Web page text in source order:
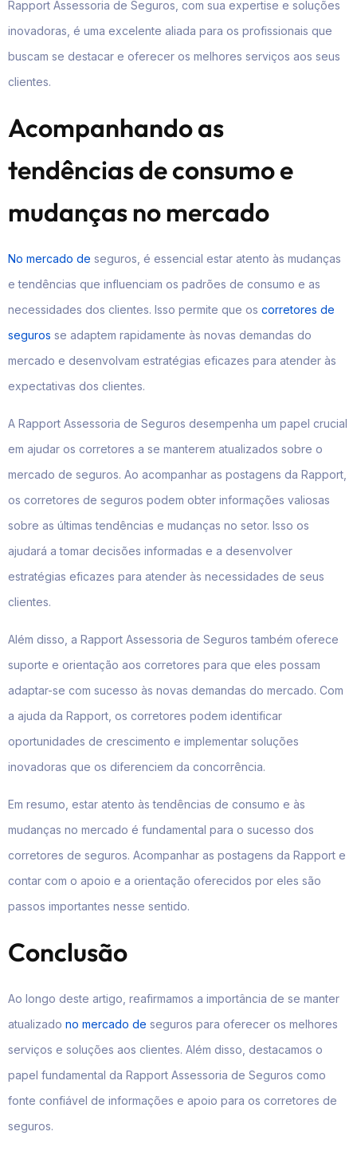
Rapport Assessoria de Seguros, com sua expertise e soluções
inovadoras, é uma excelente aliada para os profissionais que
buscam se destacar e oferecer os melhores serviços aos seus
clientes.
Acompanhando as
tendências de consumo e
mudanças no mercado
No mercado de seguros, é essencial estar atento às mudanças
e tendências que influenciam os padrões de consumo e as
necessidades dos clientes. Isso permite que os corretores de
seguros se adaptem rapidamente às novas demandas do
mercado e desenvolvam estratégias eficazes para atender às
expectativas dos clientes.
A Rapport Assessoria de Seguros desempenha um papel crucial
em ajudar os corretores a se manterem atualizados sobre o
mercado de seguros. Ao acompanhar as postagens da Rapport,
os corretores de seguros podem obter informações valiosas
sobre as últimas tendências e mudanças no setor. Isso os
ajudará a tomar decisões informadas e a desenvolver
estratégias eficazes para atender às necessidades de seus
clientes.
Além disso, a Rapport Assessoria de Seguros também oferece
suporte e orientação aos corretores para que eles possam
adaptar-se com sucesso às novas demandas do mercado. Com
a ajuda da Rapport, os corretores podem identificar
oportunidades de crescimento e implementar soluções
inovadoras que os diferenciem da concorrência.
Em resumo, estar atento às tendências de consumo e às
mudanças no mercado é fundamental para o sucesso dos
corretores de seguros. Acompanhar as postagens da Rapport e
contar com o apoio e a orientação oferecidos por eles são
passos importantes nesse sentido.
Conclusão
Ao longo deste artigo, reafirmamos a importância de se manter
atualizado no mercado de seguros para oferecer os melhores
serviços e soluções aos clientes. Além disso, destacamos o
papel fundamental da Rapport Assessoria de Seguros como
fonte confiável de informações e apoio para os corretores de
seguros.